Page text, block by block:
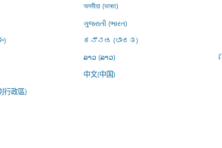
অসমীয়া (ভাৰত)
ગુજરાતી (ભારત)
ಕನ್ನಡ (ಭಾರತ)
ລາວ (ລາວ)
中文(中国)
行政區)